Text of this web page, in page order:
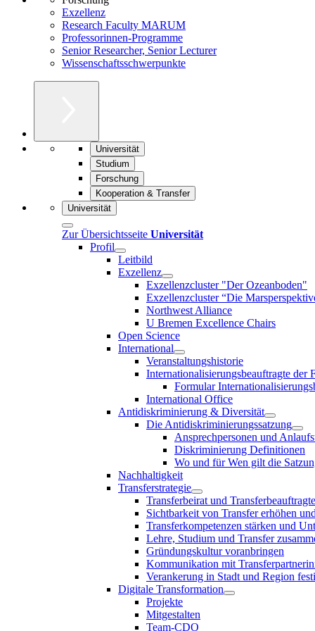
Exzellenz
Research Faculty MARUM
Professorinnen-Programme
Senior Researcher, Senior Lecturer
Wissenschaftsschwerpunkte
Universität
Studium
Forschung
Kooperation & Transfer
Universität
Zur Übersichtsseite Universität
Profil
Leitbild
Exzellenz
Exzellenzcluster "Der Ozeanboden"
Exzellenzcluster “Die
Northwest Alliance
U Bremen Excellence Chairs
Open Science
International
Veranstaltungshistorie
Internationalisierungsbeauftragte der
Formular
International Office
Antidiskriminierung & Diversität
Die Antidiskriminierungssatzung
Ansprechpersonen und
Diskriminierung Definitionen
Wo und für Wen gilt die
Nachhaltigkeit
Transferstrategie
Transferbeirat und Transferbeauftragte
Sichtbarkeit von Transfer erhöhen
Transferkompetenzen stärken und
Lehre, Studium und Transfer
Gründungskultur voranbringen
Kommunikation mit
Verankerung in Stadt und Region
Digitale Transformation
Projekte
Mitgestalten
Team-CDO